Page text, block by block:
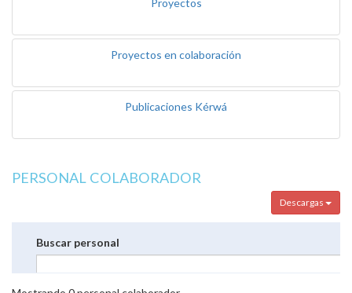
Proyectos
Proyectos en colaboración
Publicaciones Kérwá
PERSONAL COLABORADOR
Descargas
Buscar personal